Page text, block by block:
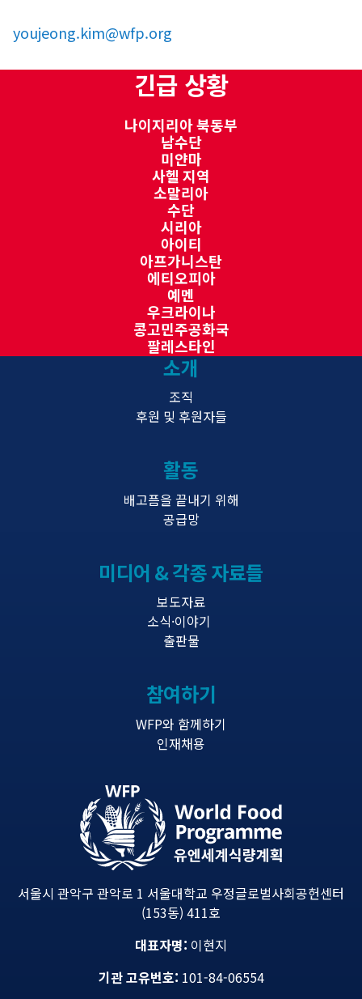
youjeong.kim@wfp.org
긴급 상황
나이지리아 북동부
남수단
미얀마
사헬 지역
소말리아
수단
시리아
아이티
아프가니스탄
에티오피아
예멘
우크라이나
콩고민주공화국
팔레스타인
소개
조직
후원 및 후원자들
활동
배고픔을 끝내기 위해
공급망
미디어 & 각종 자료들
보도자료
소식·이야기
출판물
참여하기
WFP와 함께하기
인재채용
서울시 관악구 관악로 1 서울대학교 우정글로벌사회공헌센터
(153동) 411호
대표자명: 이현지
기관 고유번호: 101-84-06554